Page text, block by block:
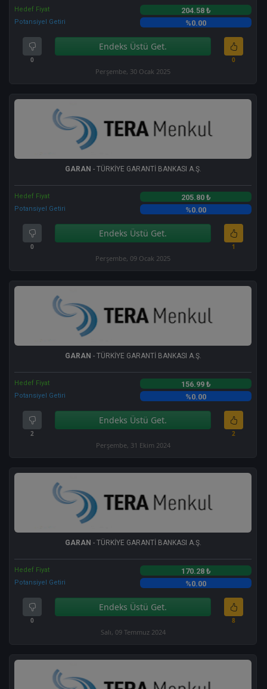
Hedef Fiyat 204.58 ₺
Potansiyel Getiri %0.00
0
Endeks Üstü Get.
0
Perşembe, 30 Ocak 2025
GARAN - TÜRKİYE GARANTİ BANKASI A.Ş.
Hedef Fiyat 205.80 ₺
Potansiyel Getiri %0.00
0
Endeks Üstü Get.
1
Perşembe, 09 Ocak 2025
GARAN - TÜRKİYE GARANTİ BANKASI A.Ş.
Hedef Fiyat 156.99 ₺
Potansiyel Getiri %0.00
2
Endeks Üstü Get.
2
Perşembe, 31 Ekim 2024
GARAN - TÜRKİYE GARANTİ BANKASI A.Ş.
Hedef Fiyat 170.28 ₺
Potansiyel Getiri %0.00
0
Endeks Üstü Get.
8
Salı, 09 Temmuz 2024